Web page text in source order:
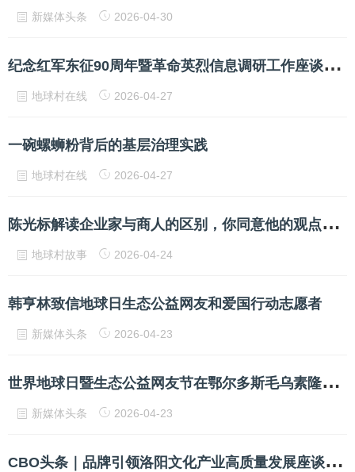
新媒体头条 2026-04-30
纪
念红军东征90周年暨革命英烈信息调研工作座谈会在孝义市召开
地球村在线 2026-04-27
一碗螺蛳粉背后的基层治理实践
地球村在线 2026-04-27
陈
光标解读企业家与商人的区别，你同意他的观点吗？
地球村故事 2026-04-24
韩亨林致信地球日生态公益网友和爱国行动志愿者
新媒体头条 2026-04-23
世
界地球日暨生态公益网友节在鄂尔多斯毛乌素隆重举行
新媒体头条 2026-04-23
C
BO头条｜品牌引领洛阳文化产业高质量发展座谈会成功举行